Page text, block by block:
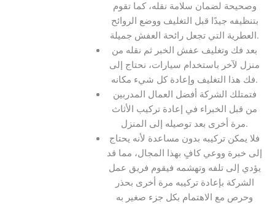
وصحيحة لضمان سلامة نقله، كما تقوم
بتنظيفه جيدًا قبل التغليف ووضع الروائح
العطرية التي تجعل رائحة العفش جميلة.
بعد فك وتغليف عفش الخبر ثم نقله من
منزل لآخر باستخدام سيارات، نحتاج إلى
فك هذا التغليف وإعادة كل شيء مكانه.
فتمتلك الشركة أفضل العمال المدربين
من قبل الخبراء في إعادة تركيب الأثاث
مرة أخرى بعد توصيله إلى المنزل.
فلا يمكن تركيبه بدون مساعدة لأنه يحتاج
إلى خبرة ووعي كافٍ بهذا المجال، مما قد
يؤدي إلى تلفه وتهشمه فيقوم فريق عمل
الشركة بإعادة تركيبه مرة أخرى بحذر
وحرص مع الاهتمام بكل جزء صغير به